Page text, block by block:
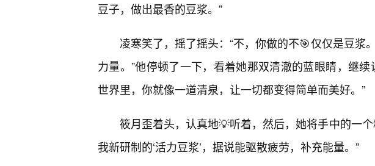
豆子，做出最香的豆浆。”
凌寒笑了，摇了摇头：“不，你做的不🎯仅仅是豆
力量。”他停顿了一下，看着她那双清澈的蓝眼睛，继
世界里，你就像一道清泉，让一切都变得简单而美好。”
筱月歪着头，认真地💡听着，然后，她将手中的一
我新研制的‘活力豆浆’，据说能驱散疲劳，补充能量。”